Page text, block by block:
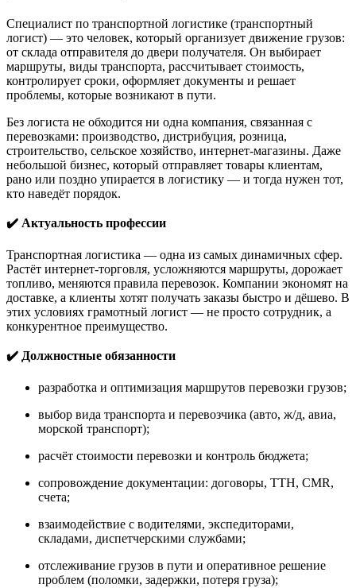
Специалист по транспортной логистике (транспортный
логист) — это человек, который организует движение грузов:
от склада отправителя до двери получателя. Он выбирает
маршруты, виды транспорта, рассчитывает стоимость,
контролирует сроки, оформляет документы и решает
проблемы, которые возникают в пути.
Без логиста не обходится ни одна компания, связанная с
перевозками: производство, дистрибуция, розница,
строительство, сельское хозяйство, интернет-магазины. Даже
небольшой бизнес, который отправляет товары клиентам,
рано или поздно упирается в логистику — и тогда нужен тот,
кто наведёт порядок.
✔️ Актуальность профессии
Транспортная логистика — одна из самых динамичных сфер.
Растёт интернет-торговля, усложняются маршруты, дорожает
топливо, меняются правила перевозок. Компании экономят на
доставке, а клиенты хотят получать заказы быстро и дёшево. В
этих условиях грамотный логист — не просто сотрудник, а
конкурентное преимущество.
✔️ Должностные обязанности
разработка и оптимизация маршрутов перевозки грузов;
выбор вида транспорта и перевозчика (авто, ж/д, авиа,
морской транспорт);
расчёт стоимости перевозки и контроль бюджета;
сопровождение документации: договоры, ТТН, CMR,
счета;
взаимодействие с водителями, экспедиторами,
складами, диспетчерскими службами;
отслеживание грузов в пути и оперативное решение
проблем (поломки, задержки, потеря груза);